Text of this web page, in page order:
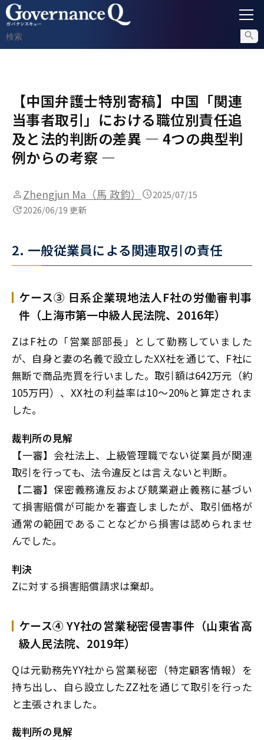
内部通報
コンプライアンス調査
セミナー情報
【中国弁護士特別寄稿】中国「関連
当事者取引」における職位別責任追
及と法的判断の差異 ― 4つの典型判
例からの考察 ―
Zhengjun Ma（馬 政鈞）
2025/07/15
2026/06/19 更新
2. 一般従業員による関連取引の責任
ケース③ 日系企業現地法人F社の労働審判事
件（上海市第一中級人民法院、2016年）
ZはF社の「営業部部長」として勤務していました
が、自身と妻の名義で設立したXX社を通じて、F社に
無断で商品売買を行いました。取引額は642万元（約
105万円）、XX社の利益率は10～20%と算定されま
した。
裁判所の見解
【一審】会社法上、上級管理職でない従業員が関連
取引を行っても、法令違反とは言えないと判断。
【二審】保密義務違反および競業避止義務に基づい
て損害賠償が可能かを審査しましたが、取引価格が
通常の範囲であることなどから損害は認められませ
んでした。
判決
Zに対する損害賠償請求は棄却。
ケース④ YY社の営業秘密侵害事件（山東省高
級人民法院、2019年）
Qは元勤務先YY社から営業秘密（特定顧客情報）を
持ち出し、自ら設立したZZ社を通じて取引を行った
と主張されました。
裁判所の見解